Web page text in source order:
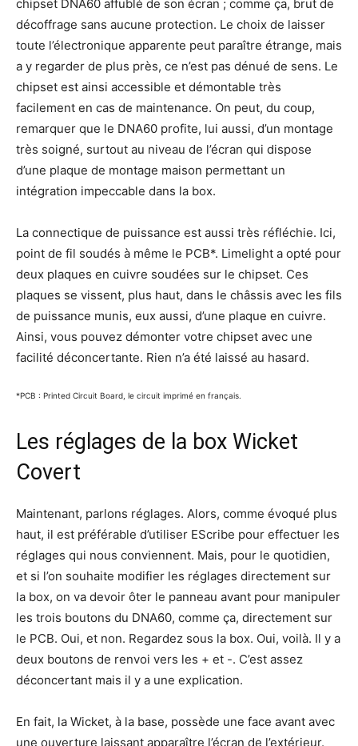
chipset DNA60 affublé de son écran ; comme ça, brut de
décoffrage sans aucune protection. Le choix de laisser
toute l’électronique apparente peut paraître étrange, mais
a y regarder de plus près, ce n’est pas dénué de sens. Le
chipset est ainsi accessible et démontable très
facilement en cas de maintenance. On peut, du coup,
remarquer que le DNA60 profite, lui aussi, d’un montage
très soigné, surtout au niveau de l’écran qui dispose
d’une plaque de montage maison permettant un
intégration impeccable dans la box.
La connectique de puissance est aussi très réfléchie. Ici,
point de fil soudés à même le PCB*. Limelight a opté pour
deux plaques en cuivre soudées sur le chipset. Ces
plaques se vissent, plus haut, dans le châssis avec les fils
de puissance munis, eux aussi, d’une plaque en cuivre.
Ainsi, vous pouvez démonter votre chipset avec une
facilité déconcertante. Rien n’a été laissé au hasard.
*PCB : Printed Circuit Board, le circuit imprimé en français.
Les réglages de la box Wicket
Covert
Maintenant, parlons réglages. Alors, comme évoqué plus
haut, il est préférable d’utiliser EScribe pour effectuer les
réglages qui nous conviennent. Mais, pour le quotidien,
et si l’on souhaite modifier les réglages directement sur
la box, on va devoir ôter le panneau avant pour manipuler
les trois boutons du DNA60, comme ça, directement sur
le PCB. Oui, et non. Regardez sous la box. Oui, voilà. Il y a
deux boutons de renvoi vers les + et -. C’est assez
déconcertant mais il y a une explication.
En fait, la Wicket, à la base, possède une face avant avec
une ouverture laissant apparaître l’écran de l’extérieur.